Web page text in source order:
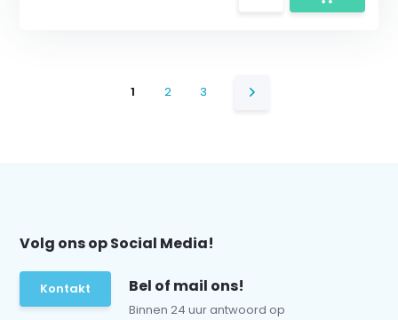
1 2 3
Volg ons op Social Media!
Kontakt Bel of mail ons!
Binnen 24 uur antwoord op